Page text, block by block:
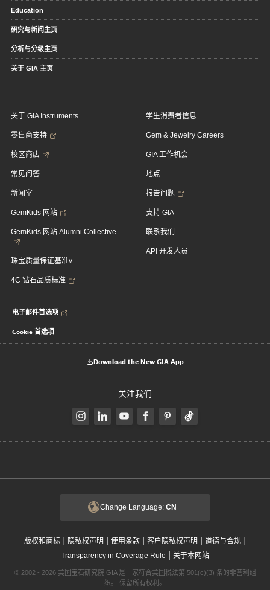
Education
研究与新闻主页
分析与分级主页
关于 GIA 主页
关于 GIA Instruments
零售商支持
校区商店
常见问答
新闻室
GemKids 网站
GemKids 网站 Alumni Collective
珠宝质量保证基准v
4C 钻石品质标准
学生消费者信息
Gem & Jewelry Careers
GIA 工作机会
地点
报告问题
支持 GIA
联系我们
API 开发人员
电子邮件首选项
Cookie 首选项
Download the New GIA App
关注我们
Change Language: CN
版权和商标 | 隐私权声明 | 使用条款 | 客户隐私权声明 | 道德与合规 |
Transparency in Coverage Rule | 关于本网站
© 2002 - 2026 美国宝石研究院 GIA 是一家符合美国税法第 501(c)(3) 条的非营利组
织。 保留所有权利。